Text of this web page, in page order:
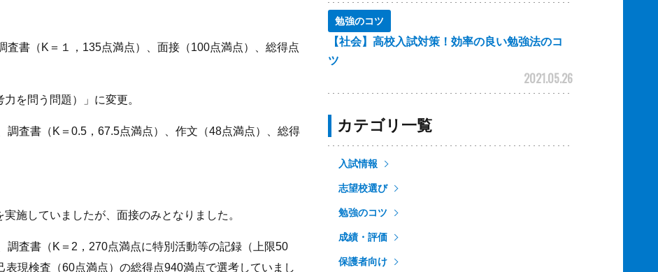
査書（K＝１，135点満点）、面接（100点満点）、総得点
を問う問題）」に変更。
調査書（K＝0.5，67.5点満点）、作文（48点満点）、総得
実施していましたが、面接のみとなりました。
調査書（K＝2，270点満点に特別活動等の記録（上限50
現検査（60点満点）の総得点940満点で選考していまし
勉強のコツ
【社会】高校入試対策！効率の良い勉強法のコ
ツ
2021.05.26
カテゴリ一覧
入試情報
志望校選び
勉強のコツ
成績・評価
保護者向け